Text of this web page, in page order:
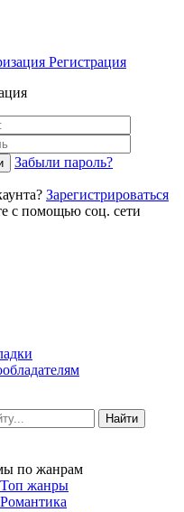
Регистрация
Забыли пароль?
Зарегистрироваться
с помощью соц. сети
Найти
по жанрам
Топ жанры
Романтика